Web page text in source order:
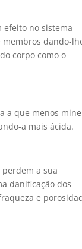
efeito no sistema
membros dando-
corpo como o
a que menos
a mais ácida.
a sua
danificação dos
e